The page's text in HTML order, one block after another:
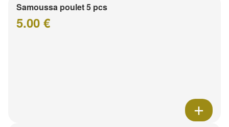
Samoussa poulet 5 pcs
5.00 €